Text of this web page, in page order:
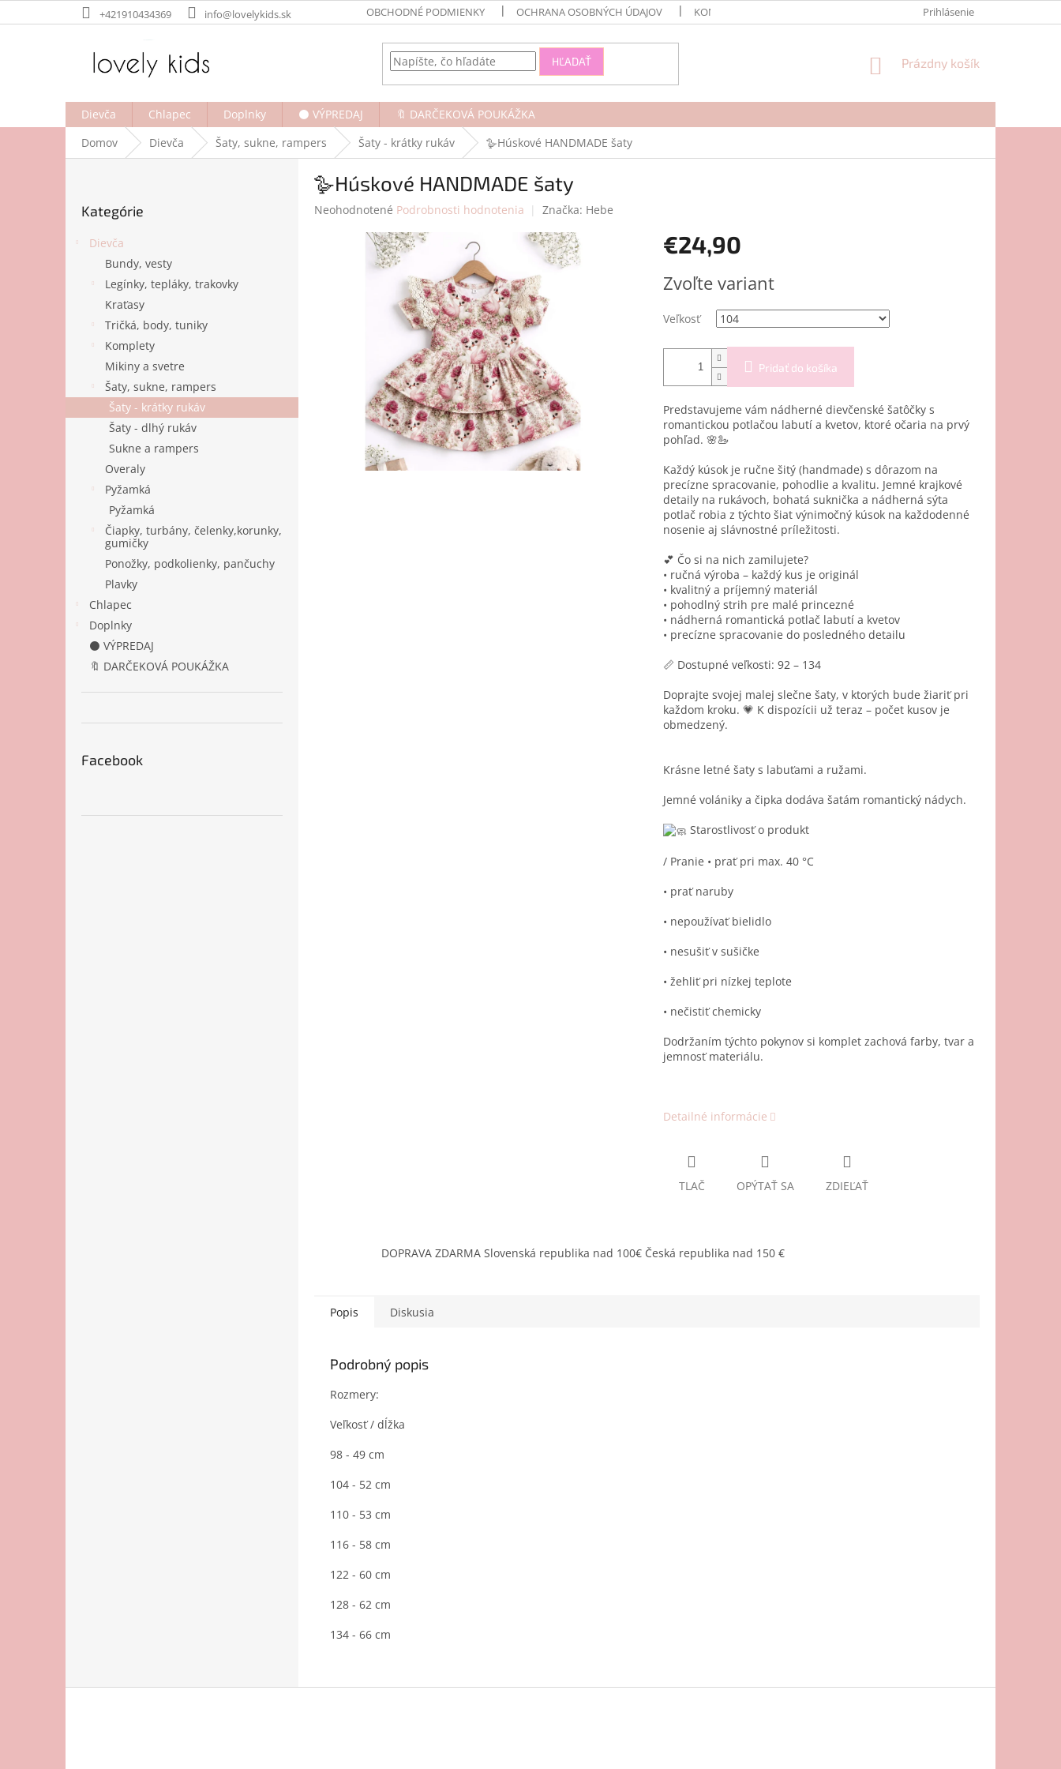
na
+421910434369 info@lovelykids.sk OBCHODNÉ PODMIENKY OCHRANA OSOBNÝCH ÚDAJOV KONTAKTY Prihlásenie
HĽADAŤ
NÁKUPNÝ
Prázdny košík
Dievča Chlapec Doplnky ⚫ VÝPREDAJ
🔖 DARČEKOVÁ POUKÁŽKA
Domov
Dievča Šaty, sukne, rampers Šaty - krátky rukáv 🪿Húskové HANDMADE šaty
kategórie
Kategórie
Dievča
Bundy, vesty
Legínky, tepláky, trakovky
Kraťasy
Tričká, body, tuniky
Komplety
Mikiny a svetre
Šaty, sukne, rampers
Šaty - krátky rukáv
Šaty - dlhý rukáv
Sukne a rampers
Overaly
Pyžamká
Pyžamká
Čiapky, turbány, čelenky,korunky,
gumičky
Ponožky, podkolienky, pančuchy
Plavky
Chlapec
Doplnky
⚫ VÝPREDAJ
🔖 DARČEKOVÁ POUKÁŽKA
Facebook
🪿Húskové HANDMADE šaty
Priemerné
Neohodnotené Podrobnosti hodnotenia Značka: Hebe
€24,90
cena:
Zvoľte variant
Veľkosť
Pridať do košíka
Predstavujeme vám nádherné dievčenské šatôčky s
romantickou potlačou labutí a kvetov, ktoré očaria na prvý
pohľad. 🌸🦢
Každý kúsok je ručne šitý (handmade)s dôrazom na
precízne spracovanie, pohodlie a kvalitu. Jemné krajkové
detaily na rukávoch, bohatá suknička a nádherná sýta
potlač robia z týchto šiat výnimočný kúsok na každodenné
nosenie aj slávnostné príležitosti.
💕 Čo si na nich zamilujete?
• ručná výroba – každý kus je originál
• kvalitný a príjemný materiál
• pohodlný strih pre malé princezné
• nádherná romantická potlač labutí a kvetov
• precízne spracovanie do posledného detailu
📏 Dostupné veľkosti: 92 – 134
Doprajte svojej malej slečne šaty, v ktorých bude žiariť pri
každom kroku. 💗 K dispozícii už teraz – počet kusov je
obmedzený.
Krásne letné šaty s labuťami a ružami.
Jemné volániky a čipka dodáva šatám romantický nádych.
Starostlivosť o produkt
/ Pranie • prať pri max. 40 °C
• prať naruby
• nepoužívať bielidlo
• nesušiť v sušičke
• žehliť pri nízkej teplote
• nečistiť chemicky
Dodržaním týchto pokynov si komplet zachová farby, tvar a
jemnosť materiálu.
Detailné informácie
TLAČ OPÝTAŤ SA ZDIEĽAŤ
DOPRAVA ZDARMA Slovenská republika nad 100€ Česká republika nad 150 €
Popis Diskusia
Podrobný popis
Rozmery:
Veľkosť / dĺžka
98 - 49 cm
104 - 52 cm
110 - 53 cm
116 - 58 cm
122 - 60 cm
128 - 62 cm
134 - 66 cm